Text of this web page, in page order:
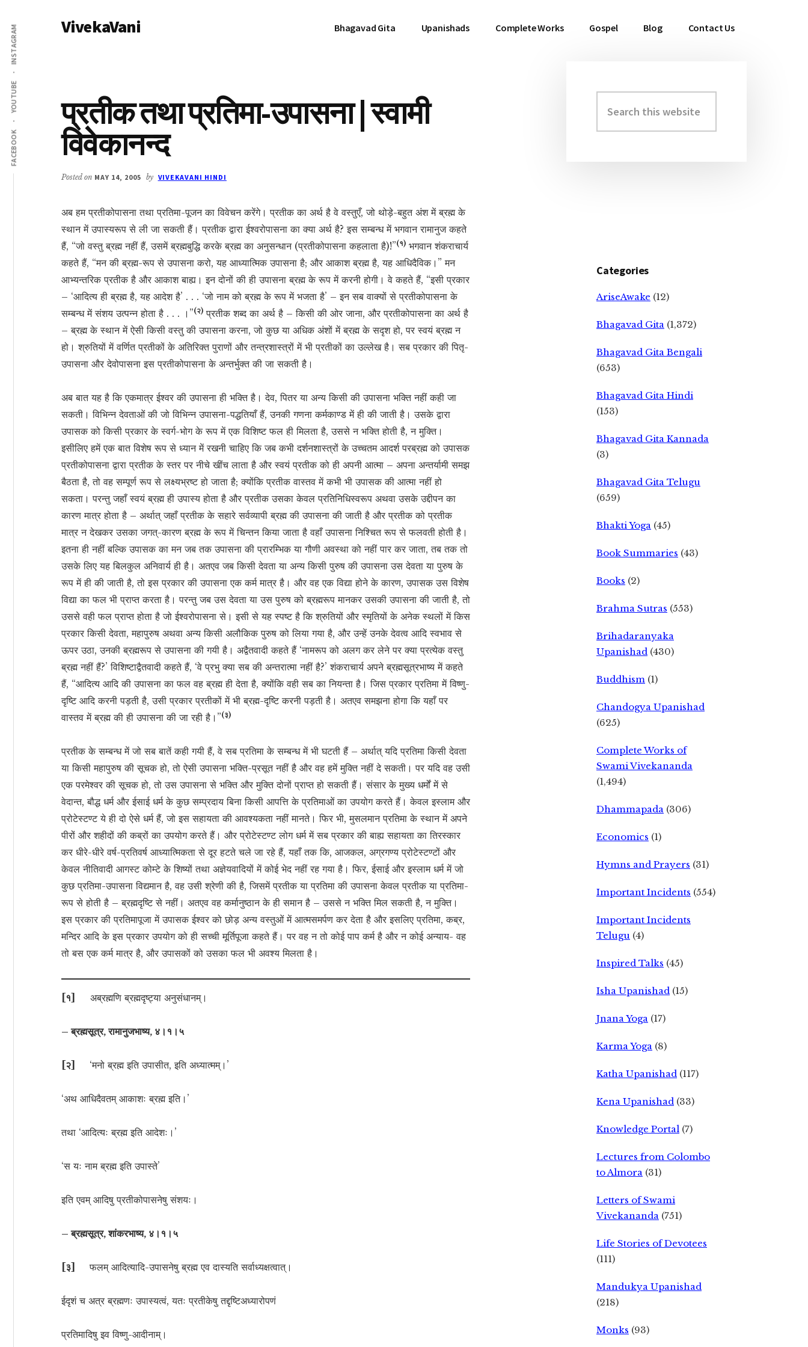
main
content
primary
sidebar
Additional
menu
FACEBOOK
YOUTUBE
INSTAGRAM VivekaVani Bhagavad Gita Upanishads Complete Works Gospel Blog Contact Us
प्रतीक तथा प्रतिमा-उपासना | स्वामी
विवेकानन्द
Posted on MAY 14, 2005 by VIVEKAVANI HINDI
अब हम प्रतीकोपासना तथा प्रतिमा-पूजन का विवेचन करेंगे। प्रतीक का अर्थ है वे वस्तुएँ, जो थोड़े-बहुत अंश में ब्रह्म के
स्थान में उपास्यरूप से ली जा सकती हैं। प्रतीक द्वारा ईश्वरोपासना का क्या अर्थ है? इस सम्बन्ध में भगवान रामानुज कहते
हैं, “जो वस्तु ब्रह्म नहीं हैं, उसमें ब्रह्मबुद्धि करके ब्रह्म का अनुसन्धान (प्रतीकोपासना कहलाता है)!”(१) भगवान शंकराचार्य
कहते हैं, “मन की ब्रह्म-रूप से उपासना करो, यह आध्यात्मिक उपासना है; और आकाश ब्रह्म है, यह आधिदैविक।” मन
आभ्यन्तरिक प्रतीक है और आकाश बाह्य। इन दोनों की ही उपासना ब्रह्म के रूप में करनी होगी। वे कहते हैं, “इसी प्रकार
– ‘आदित्य ही ब्रह्म है, यह आदेश है’ . . . ‘जो नाम को ब्रह्म के रूप में भजता है’ – इन सब वाक्यों से प्रतीकोपासना के
सम्बन्ध में संशय उत्पन्न होता है . . . ।”(२) प्रतीक शब्द का अर्थ है – किसी की ओर जाना, और प्रतीकोपासना का अर्थ है
– ब्रह्म के स्थान में ऐसी किसी वस्तु की उपासना करना, जो कुछ या अधिक अंशों में ब्रह्म के सदृश हो, पर स्वयं ब्रह्म न
हो। श्रुतियों में वर्णित प्रतीकों के अतिरिक्त पुराणों और तन्त्रशास्त्रों में भी प्रतीकों का उल्लेख है। सब प्रकार की पितृ-
उपासना और देवोपासना इस प्रतीकोपासना के अन्तर्भुक्त की जा सकती है।
अब बात यह है कि एकमात्र ईश्वर की उपासना ही भक्ति है। देव, पितर या अन्य किसी की उपासना भक्ति नहीं कही जा
सकती। विभिन्न देवताओं की जो विभिन्न उपासना-पद्धतियाँ हैं, उनकी गणना कर्मकाण्ड में ही की जाती है। उसके द्वारा
उपासक को किसी प्रकार के स्वर्ग-भोग के रूप में एक विशिष्ट फल ही मिलता है, उससे न भक्ति होती है, न मुक्ति।
इसीलिए हमें एक बात विशेष रूप से ध्यान में रखनी चाहिए कि जब कभी दर्शनशास्त्रों के उच्चतम आदर्श परब्रह्म को उपासक
प्रतीकोपासना द्वारा प्रतीक के स्तर पर नीचे खींच लाता है और स्वयं प्रतीक को ही अपनी आत्मा – अपना अन्तर्यामी समझ
बैठता है, तो वह सम्पूर्ण रूप से लक्ष्यभ्रष्ट हो जाता है; क्योंकि प्रतीक वास्तव में कभी भी उपासक की आत्मा नहीं हो
सकता। परन्तु जहाँ स्वयं ब्रह्म ही उपास्य होता है और प्रतीक उसका केवल प्रतिनिधिस्वरूप अथवा उसके उद्दीपन का
कारण मात्र होता है – अर्थात् जहाँ प्रतीक के सहारे सर्वव्यापी ब्रह्म की उपासना की जाती है और प्रतीक को प्रतीक
मात्र न देखकर उसका जगत्-कारण ब्रह्म के रूप में चिन्तन किया जाता है वहाँ उपासना निश्चित रूप से फलवती होती है।
इतना ही नहीं बल्कि उपासक का मन जब तक उपासना की प्रारम्भिक या गौणी अवस्था को नहीं पार कर जाता, तब तक तो
उसके लिए यह बिलकुल अनिवार्य ही है। अतएव जब किसी देवता या अन्य किसी पुरुष की उपासना उस देवता या पुरुष के
रूप में ही की जाती है, तो इस प्रकार की उपासना एक कर्म मात्र है। और वह एक विद्या होने के कारण, उपासक उस विशेष
विद्या का फल भी प्राप्त करता है। परन्तु जब उस देवता या उस पुरुष को ब्रह्मरूप मानकर उसकी उपासना की जाती है, तो
उससे वही फल प्राप्त होता है जो ईश्वरोपासना से। इसी से यह स्पष्ट है कि श्रुतियों और स्मृतियों के अनेक स्थलों में किस
प्रकार किसी देवता, महापुरुष अथवा अन्य किसी अलौकिक पुरुष को लिया गया है, और उन्हें उनके देवत्व आदि स्वभाव से
ऊपर उठा, उनकी ब्रह्मरूप से उपासना की गयी है। अद्वैतवादी कहते हैं ‘नामरूप को अलग कर लेने पर क्या प्रत्येक वस्तु
ब्रह्म नहीं हैं?’ विशिष्टाद्वैतवादी कहते हैं, ‘वे प्रभु क्या सब की अन्तरात्मा नहीं है?’ शंकराचार्य अपने ब्रह्मसूत्रभाष्य में कहते
हैं, “आदित्य आदि की उपासना का फल वह ब्रह्म ही देता है, क्योंकि वही सब का नियन्ता है। जिस प्रकार प्रतिमा में विष्णु-
दृष्टि आदि करनी पड़ती है, उसी प्रकार प्रतीकों में भी ब्रह्म-दृष्टि करनी पड़ती है। अतएव समझना होगा कि यहाँ पर
वास्तव में ब्रह्म की ही उपासना की जा रही है।”(३)
प्रतीक के सम्बन्ध में जो सब बातें कही गयी हैं, वे सब प्रतिमा के सम्बन्ध में भी घटती हैं – अर्थात् यदि प्रतिमा किसी देवता
या किसी महापुरुष की सूचक हो, तो ऐसी उपासना भक्ति-प्रसूत नहीं है और वह हमें मुक्ति नहीं दे सकती। पर यदि वह उसी
एक परमेश्वर की सूचक हो, तो उस उपासना से भक्ति और मुक्ति दोनों प्राप्त हो सकती हैं। संसार के मुख्य धर्मों में से
वेदान्त, बौद्ध धर्म और ईसाई धर्म के कुछ सम्प्रदाय बिना किसी आपत्ति के प्रतिमाओं का उपयोग करते हैं। केवल इस्लाम और
प्रोटेस्टण्ट ये ही दो ऐसे धर्म हैं, जो इस सहायता की आवश्यकता नहीं मानते। फिर भी, मुसलमान प्रतिमा के स्थान में अपने
पीरों और शहीदों की कब्रों का उपयोग करते हैं। और प्रोटेस्टण्ट लोग धर्म में सब प्रकार की बाह्य सहायता का तिरस्कार
कर धीरे-धीरे वर्ष-प्रतिवर्ष आध्यात्मिकता से दूर हटते चले जा रहे हैं, यहाँ तक कि, आजकल, अग्रगण्य प्रोटेस्टण्टों और
केवल नीतिवादी आगस्ट कोम्टे के शिष्यों तथा अज्ञेयवादियों में कोई भेद नहीं रह गया है। फिर, ईसाई और इस्लाम धर्म में जो
कुछ प्रतिमा-उपासना विद्यमान है, वह उसी श्रेणी की है, जिसमें प्रतीक या प्रतिमा की उपासना केवल प्रतीक या प्रतिमा-
रूप से होती है – ब्रह्मदृष्टि से नहीं। अतएव वह कर्मानुष्ठान के ही समान है – उससे न भक्ति मिल सकती है, न मुक्ति।
इस प्रकार की प्रतिमापूजा में उपासक ईश्वर को छोड़ अन्य वस्तुओं में आत्मसमर्पण कर देता है और इसलिए प्रतिमा, कब्र,
मन्दिर आदि के इस प्रकार उपयोग को ही सच्ची मूर्तिपूजा कहते हैं। पर वह न तो कोई पाप कर्म है और न कोई अन्याय- वह
तो बस एक कर्म मात्र है, और उपासकों को उसका फल भी अवश्य मिलता है।
१ अब्रह्मणि ब्रह्मदृष्ट्या अनुसंधानम्।
– ब्रह्मसूत्र, रामानुजभाष्य, ४।१।५
२ ‘मनो ब्रह्म इति उपासीत, इति अध्यात्मम्।’
‘अथ आधिदैवतम् आकाशः ब्रह्म इति।’
तथा ‘आदित्यः ब्रह्म इति आदेशः।’
‘स यः नाम ब्रह्म इति उपास्ते’
इति एवम् आदिषु प्रतीकोपासनेषु संशयः।
– ब्रह्मसूत्र, शांकरभाष्य, ४।१।५
३ फलम् आदित्यादि-उपासनेषु ब्रह्म एव दास्यति सर्वाध्यक्षत्वात्।
ईदृशं च अत्र ब्रह्मणः उपास्यत्वं, यतः प्रतीकेषु तद्दृष्टिअध्यारोपणं
प्रतिमादिषु इव विष्णु-आदीनाम्।
Primary
Sidebar
this
website
Categories
AriseAwake (12)
Bhagavad Gita (1,372)
Bhagavad Gita Bengali
(653)
Bhagavad Gita Hindi
(153)
Bhagavad Gita Kannada
(3)
Bhagavad Gita Telugu
(659)
Bhakti Yoga (45)
Book Summaries (43)
Books (2)
Brahma Sutras (553)
Brihadaranyaka
Upanishad (430)
Buddhism (1)
Chandogya Upanishad
(625)
Complete Works of
Swami Vivekananda
(1,494)
Dhammapada (306)
Economics (1)
Hymns and Prayers (31)
Important Incidents (554)
Important Incidents
Telugu (4)
Inspired Talks (45)
Isha Upanishad (15)
Jnana Yoga (17)
Karma Yoga (8)
Katha Upanishad (117)
Kena Upanishad (33)
Knowledge Portal (7)
Lectures from Colombo
to Almora (31)
Letters of Swami
Vivekananda (751)
Life Stories of Devotees
(111)
Mandukya Upanishad
(218)
Monks (93)